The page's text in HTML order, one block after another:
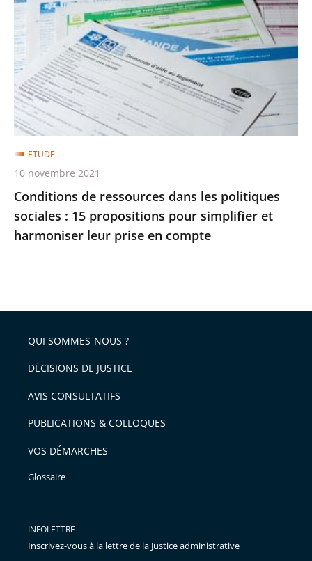
ressources
dans
les
politiques
sociales
:
15
propositions
pour
simplifier
et
harmoniser
leur
Conditions de ressources dans les politiques
sociales : 15 propositions pour simplifier et
harmoniser leur prise en compte
ETUDE
10 novembre 2021
QUI SOMMES-NOUS ?
DÉCISIONS DE JUSTICE
AVIS CONSULTATIFS
PUBLICATIONS & COLLOQUES
VOS DÉMARCHES
Glossaire
INFOLETTRE
Inscrivez-vous à la lettre de la Justice administrative